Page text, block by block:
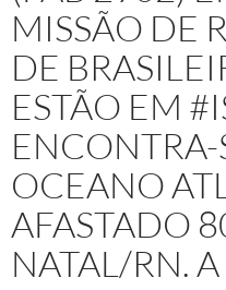
MISSÃO DE
DE
ESTÃO EM
ENCONTRA-
OCEANO
AFASTADO
NATAL/RN.